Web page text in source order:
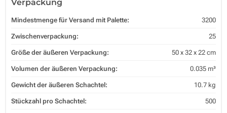
Verpackung
Mindestmenge für Versand mit Palette: 3200
Zwischenverpackung: 25
Größe der äußeren Verpackung: 50 x 32 x 22 cm
Volumen der äußeren Verpackung: 0.035 m³
Gewicht der äußeren Schachtel: 10.7 kg
Stückzahl pro Schachtel: 500